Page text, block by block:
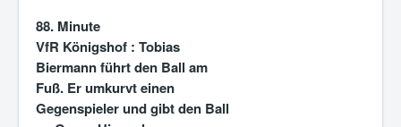
88. Minute
VfR Königshof : Tobias
Biermann führt den Ball am
Fuß. Er umkurvt einen
Gegenspieler und gibt den Ball